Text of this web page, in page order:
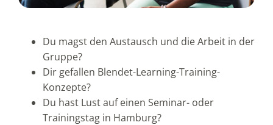
Du magst den Austausch und die Arbeit in der
Gruppe?
Dir gefallen Blendet-Learning-Training-
Konzepte?
Du hast Lust auf einen Seminar- oder
Trainingstag in Hamburg?